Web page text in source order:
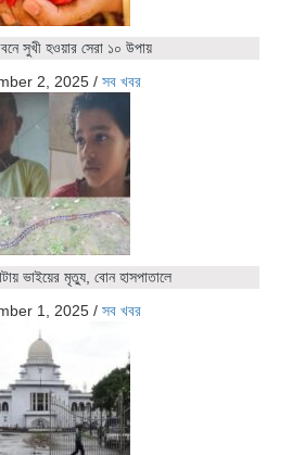
সুখী হওয়ার সেরা ১০ উপায়
2, 2025 / সব খবর
ভাইয়ের মৃত্যু, বোন হাসপাতালে
1, 2025 / সব খবর